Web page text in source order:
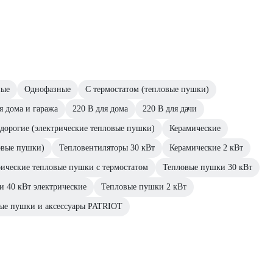
Однофазные С термостатом (тепловые пушки)
дома и гаража 220 В для дома 220 В для дачи
(электрические тепловые пушки) Керамические
пушки) Тепловентиляторы 30 кВт Керамические 2 кВт
тепловые пушки с термостатом Тепловые пушки 30 кВт
40 кВт электрические Тепловые пушки 2 кВт
пушки и аксессуары PATRIOT